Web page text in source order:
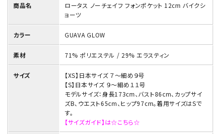
商品名
ロータス ノーチェイフ フォンポケット 12cm バイクシ
ョーツ
カラー GUAVA GLOW
素材 71% ポリエステル / 29% エラスティン
サイズ
【XS】日本サイズ ７～細め９号
【S】日本サイズ ９～細め１１号
モデルサイズ：身長173cm、バスト86cm、カップサイ
ズB、ウエスト65cm、ヒップ97cm。着用サイズはSで
す。
【サイズガイド】は☆こちら☆